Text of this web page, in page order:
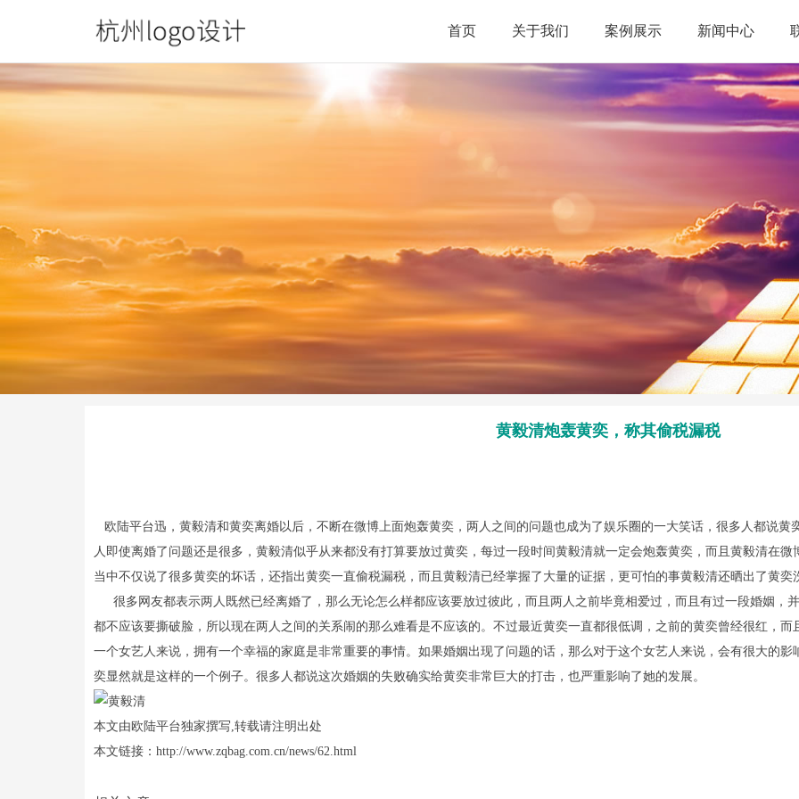
首页 关于我们 案例展示 新闻中心
黄毅清炮轰黄奕，称其偷税漏税
欧陆平台迅，黄毅清和黄奕离婚以后，不断在微博上面炮轰黄奕，两人之间的问题也成为了娱乐圈的一大笑话，很多人都说
人即使离婚了问题还是很多，黄毅清似乎从来都没有打算要放过黄奕，每过一段时间黄毅清就一定会炮轰黄奕，而且黄毅清在
当中不仅说了很多黄奕的坏话，还指出黄奕一直偷税漏税，而且黄毅清已经掌握了大量的证据，更可怕的事黄毅清还晒出了黄
很多网友都表示两人既然已经离婚了，那么无论怎么样都应该要放过彼此，而且两人之前毕竟相爱过，而且有过一段婚姻，
都不应该要撕破脸，所以现在两人之间的关系闹的那么难看是不应该的。不过最近黄奕一直都很低调，之前的黄奕曾经很红，
一个女艺人来说，拥有一个幸福的家庭是非常重要的事情。如果婚姻出现了问题的话，那么对于这个女艺人来说，会有很大的
奕显然就是这样的一个例子。很多人都说这次婚姻的失败确实给黄奕非常巨大的打击，也严重影响了她的发展。
本文由欧陆平台独家撰写,转载请注明出处
本文链接：http://www.zqbag.com.cn/news/62.html